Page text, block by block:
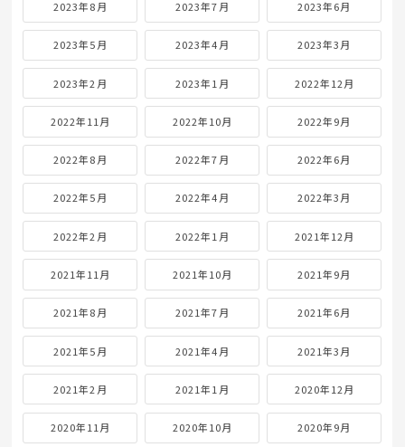
2023年8月 2023年7月 2023年6月
2023年5月 2023年4月 2023年3月
2023年2月 2023年1月 2022年12月
2022年11月 2022年10月 2022年9月
2022年8月 2022年7月 2022年6月
2022年5月 2022年4月 2022年3月
2022年2月 2022年1月 2021年12月
2021年11月 2021年10月 2021年9月
2021年8月 2021年7月 2021年6月
2021年5月 2021年4月 2021年3月
2021年2月 2021年1月 2020年12月
2020年11月 2020年10月 2020年9月